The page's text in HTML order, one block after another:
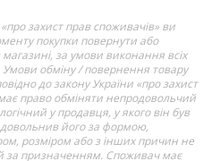
захист прав споживачів» ви
покупки повернути або
за умови виконання всіх
обміну / повернення товару
до закону України «про захист
право обміняти непродовольчий
у продавця, у якого він був
його за формою,
розміром або з інших причин не
за призначенням. Споживач має